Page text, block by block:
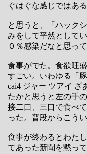
ぐはぐな感じではある
と思うと、「ハック
みをして平然として
０％感染だなと思っ
食事がでた。食欲旺
すごい。いわゆる「
cai4 ジャー ツアイ ざ
たかと思うと左の手
接二口、三口で食べ
った。普段からこう
食事が終わるとわた
てあった新聞を黙っ